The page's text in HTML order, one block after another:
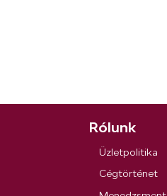
Rólunk
Üzletpolitika
Cégtörténet